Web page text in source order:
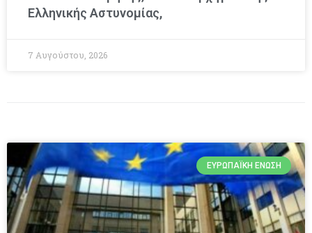
Ελληνικής Αστυνομίας,
7 Αυγούστου, 2026
ΕΥΡΩΠΑΪΚΉ ΈΝΩΣΗ